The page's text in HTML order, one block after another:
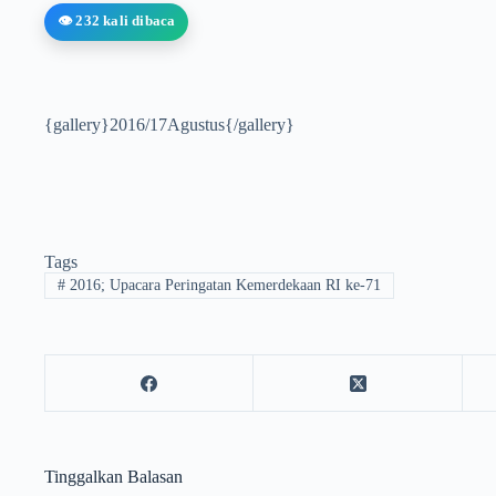
👁️ 232 kali dibaca
{gallery}2016/17Agustus{/gallery}
Tags
#2016; Upacara Peringatan Kemerdekaan RI ke-71
Tinggalkan Balasan